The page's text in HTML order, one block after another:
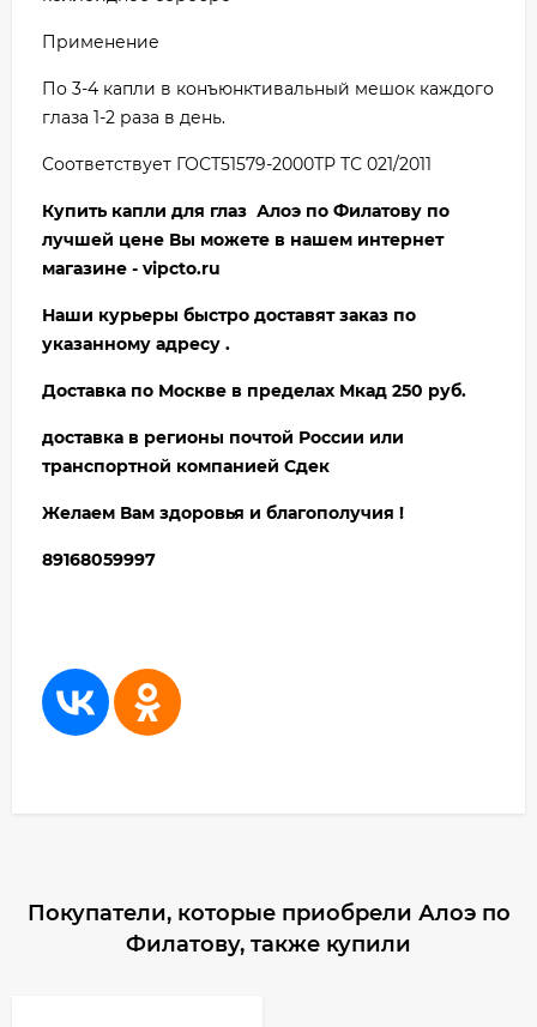
Применение
По 3-4 капли в конъюнктивальный мешок каждого
глаза 1-2 раза в день.
Соответствует ГОСТ51579-2000ТР ТС 021/2011
Купить капли для глаз Алоэ по Филатову по
лучшей цене Вы можете в нашем интернет
магазине - vipcto.ru
Наши курьеры быстро доставят заказ по
указанному адресу .
Доставка по Москве в пределах Мкад 250 руб.
доставка в регионы почтой России или
транспортной компанией Сдек
Желаем Вам здоровья и благополучия !
89168059997
Покупатели, которые приобрели Алоэ по
Филатову, также купили